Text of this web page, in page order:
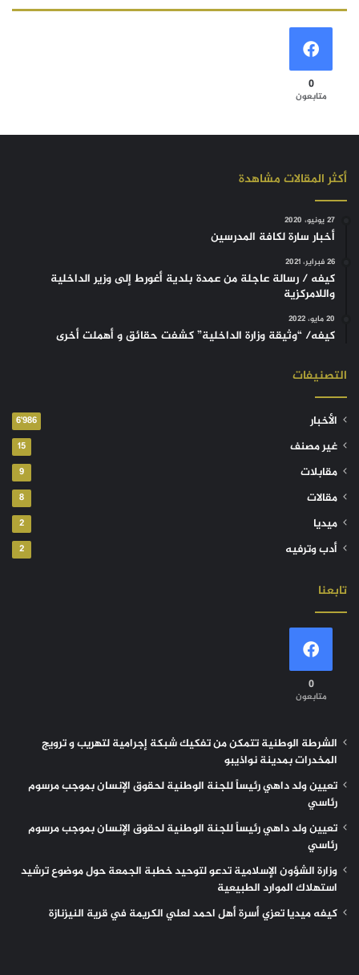
0
متابعون
أكثر المقالات مشاهدة
27 يونيو، 2020
أخبار سارة لكافة المدرسين
26 فبراير، 2021
كيفه / رسالة عاجلة من عمدة بلدية أغورط إلى وزير الداخلية
واللامركزية
20 مايو، 2022
كيفه/ “وثيقة وزارة الداخلية” كشفت حقائق و أهملت أخرى
التصنيفات
الأخبار 6٬986
غير مصنف 15
مقابلات 9
مقالات 8
ميديا 2
أدب وترفيه 2
تابعنا
0
متابعون
الشرطة الوطنية تتمكن من تفكيك شبكة إجرامية لتهريب و ترويج
المخدرات بمدينة نواذيبو
تعيين ولد داهي رئيساً للجنة الوطنية لحقوق الإنسان بموجب مرسوم
رئاسي
تعيين ولد داهي رئيساً للجنة الوطنية لحقوق الإنسان بموجب مرسوم
رئاسي
وزارة الشؤون الإسلامية تدعو لتوحيد خطبة الجمعة حول موضوع ترشيد
استهلاك الموارد الطبيعية
كيفه ميديا تعزي أسرة أهل احمد لعلي الكريمة في قرية النيزنازة